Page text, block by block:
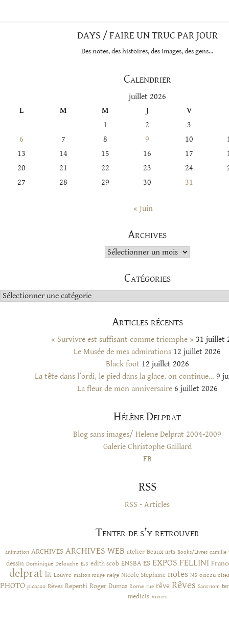
DAYS / FAIRE UN TRUC PAR JOUR
Des notes, des histoires, des images, des gens…
Calendrier
juillet 2026
L
M M J
V
1
2
3
6
7 8 9 10
13
14 15 16 17
20
21 22 23 24
27
28 29 30 31
« Juin
Archives
Archives
Catégories
Catégories
Articles récents
« Survivre est suffisant comme triomphe » 31 juillet
Le Musée de mes admirations 12 juillet 2026
Black foot 12 juillet 2026
La tête dans l’ordi, le pied dans la glace, on continue… 9
La fleur de mon anniversaire 6 juillet 2026
Hélène Delprat
Blog sans images/ Helene Delprat 2004-2009
Galerie Christophe Gaillard
FB
RSS
RSS - Articles
Tenter de s’y retrouver
animation ARCHIVES ARCHIVES WEB atelier Beaux arts Books/Livres camille
dessin Dominique Delouche E.S edith scob ENSBA ES EXPOS FELLINI
delprat lit Louvre maison rouge neige NIcole Stephane notes NS oiseau
PHOTO picasso Rêves Repenti Roger Dumas Rome rue rêve Rêves Sans nom
medicis Viviers